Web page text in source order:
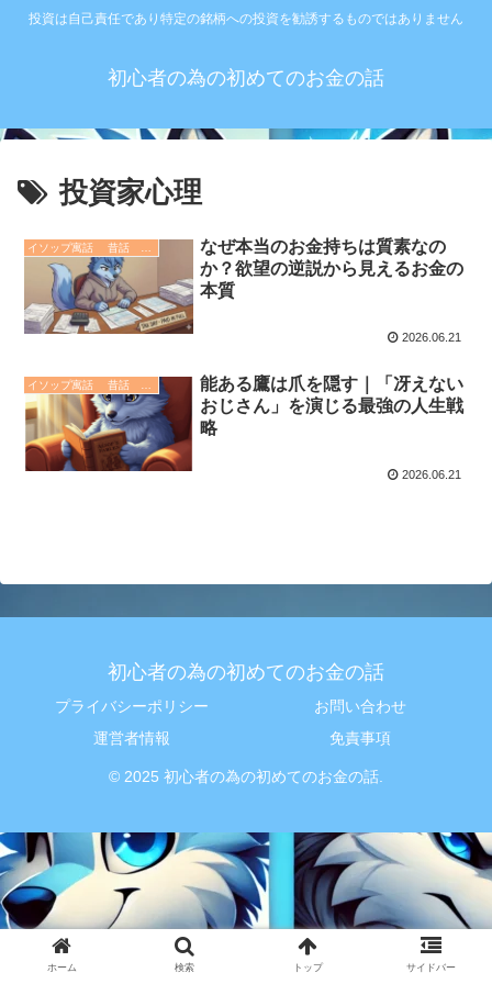
投資は自己責任であり特定の銘柄への投資を勧誘するものではありません
初心者の為の初めてのお金の話
投資家心理
なぜ本当のお金持ちは質素なの
か？欲望の逆説から見えるお金の
本質
2026.06.21
能ある鷹は爪を隠す｜「冴えない
おじさん」を演じる最強の人生戦
略
2026.06.21
初心者の為の初めてのお金の話
プライバシーポリシー
お問い合わせ
運営者情報
免責事項
© 2025 初心者の為の初めてのお金の話.
ホーム 検索 トップ サイドバー